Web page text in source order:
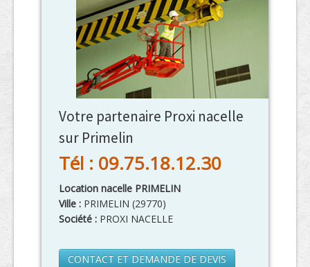
Votre partenaire Proxi nacelle
sur Primelin
Tél : 09.75.18.12.30
Location nacelle PRIMELIN
Ville : PRIMELIN (29770)
Société : PROXI NACELLE
CONTACT ET DEMANDE DE DEVIS